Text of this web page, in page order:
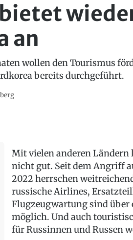
an
wollen den Tourismus
bereits durchgeführt.
Mit vielen anderen Ländern
nicht gut. Seit dem Angriff
2022 herrschen
russische Airlines,
Flugzeugwartung sind über
möglich. Und auch
für Russinnen und Russen